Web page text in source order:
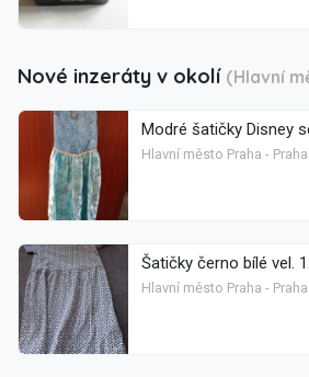
Nové inzeráty v okolí (Hlavní
Modré šatičky Disney
Hlavní město Praha - Praha
Šatičky černo bílé vel.
Hlavní město Praha - Praha